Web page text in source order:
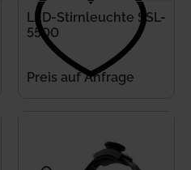
LED-Stirnleuchte SSL-
5500
Preis auf Anfrage